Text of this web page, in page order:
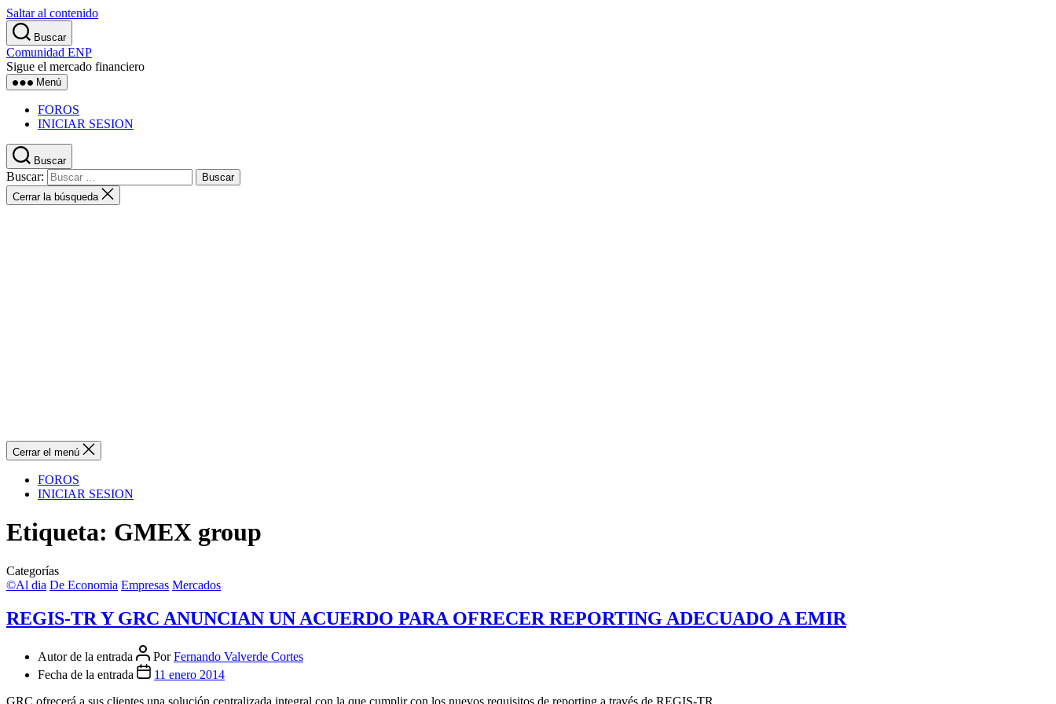
Saltar al contenido
Buscar
Comunidad ENP
Sigue el mercado financiero
Menú
FOROS
INICIAR SESION
Buscar
Buscar:
Cerrar la búsqueda
Cerrar el menú
FOROS
INICIAR SESION
Etiqueta: GMEX group
Categorías
©Al dia De Economia Empresas Mercados
REGIS-TR Y GRC ANUNCIAN UN ACUERDO PARA OFRECER REPORTING ADECUADO A EMIR
Autor de la entrada PorFernando Valverde Cortes
Fecha de la entrada
11 enero 2014
GRC ofrecerá a sus clientes una solución centralizada integral con la que cumplir con los nuevos requisitos de reporting a través de REGIS-TR